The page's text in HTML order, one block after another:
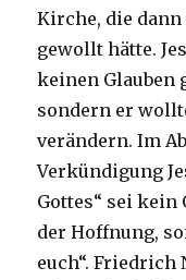
Kirche, die
gewollt hätte.
keinen Glauben
sondern er
verändern. Im
Verkündigung
Gottes“ sei kein
der Hoffnung,
euch“. Friedrich